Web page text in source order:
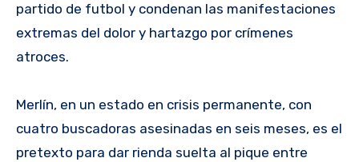
partido de futbol y condenan las manifestaciones
extremas del dolor y hartazgo por crímenes
atroces.
Merlín, en un estado en crisis permanente, con
cuatro buscadoras asesinadas en seis meses, es el
pretexto para dar rienda suelta al pique entre